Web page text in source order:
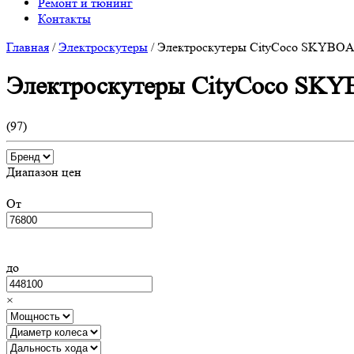
Контакты
Главная /Электроскутеры /Электроскутеры CityCoco
Электроскутеры CityCoco
(97)
Диапазон цен
От
до
×